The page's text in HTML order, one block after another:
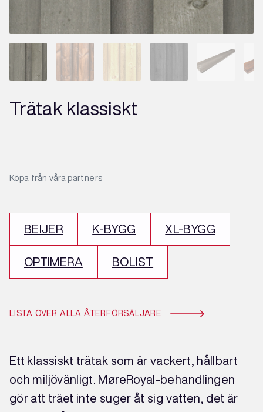
Trätak klassiskt
Ett klassiskt trätak som är vackert, hållbart
och miljövänligt. MøreRoyal-behandlingen
gör att träet inte suger åt sig vatten, det är
Köpa från våra partners
BEIJER K-BYGG XL-BYGG
OPTIMERA BOLIST
LISTA ÖVER ALLA ÅTERFÖRSÄLJARE